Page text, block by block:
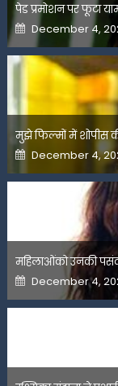
पेड प्रमोशन पर फूटा
Posted
on
December 4,
मुझे फिल्मों में शोपीस
Posted
on
December 4,
महिलाओंको उनकी
Posted
on
December 4,